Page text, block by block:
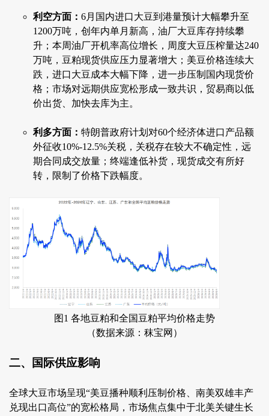
利空方面： 6月国内进口大豆到港量预计大幅攀升至
1200万吨，创年内单月新高，油厂大豆库存持续攀
升；本周油厂开机率高位增长，周度大豆压榨量达240
万吨，豆粕现货供应压力显著增大；美豆价格连续大
跌，进口大豆成本大幅下降，进一步压制国内现货价
格；市场对远期供应宽松形成一致共识，贸易商以低
价出货、加快去库为主。
利多方面： 特朗普政府计划对60个经济体进口产品额
外征收10%-12.5%关税，关税存在较大不确定性，远
期合同成交放量；终端逢低补货，现货成交有所好
转，限制了价格下跌幅度。
图1 各地豆粕和全国豆粕平均价格走势
（数据来源：秣宝网）
二、国际供应影响
全球大豆市场呈现“美豆播种顺利压制价格、南美双雄丰产
兑现出口高位”的宽松格局，市场焦点集中于北美关键生长